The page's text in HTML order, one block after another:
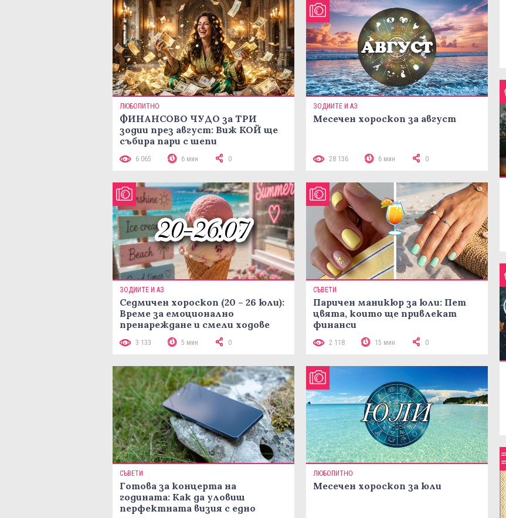
ЛЮБОПИТНО
ФИНАНСОВО ЧУДО за ТРИ
зодии през август: Виж КОЙ ще
събира пари с шепи
6 065 6 мин 0
ЗОДИИТЕ И АЗ
Месечен хороскоп за август
28 136 6 мин 0
ЗОДИИТЕ И АЗ
Седмичен хороскоп (20 – 26 юли):
Време за емоционално
пренареждане и смели ходове
3 133 5 мин 0
СЪВЕТИ
Паричен маникюр за юли: Пет
цвята, които ще привлекат
финанси
2 118 15 мин 0
СЪВЕТИ
Готова за концерта на
годината: Как да уловиш
перфектната визия с едно
ЛЮБОПИТНО
Месечен хороскоп за юли